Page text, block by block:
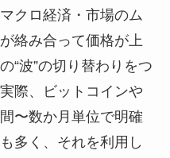
クロ経済・市場のム
絡み合って価格が上
“波”の切り替わりをつ
際、ビットコインや
〜数か月単位で明確
多く、それを利用し